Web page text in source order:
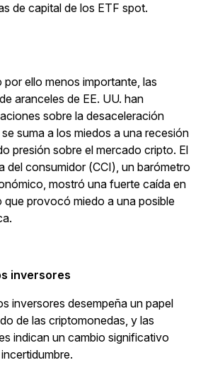
de capital de los ETF spot.
por ello menos importante, las
aranceles de EE. UU. han
sobre la desaceleración
suma a los miedos a una recesión
presión sobre el mercado cripto. El
del consumidor (CCI), un barómetro
mostró una fuerte caída en
que provocó miedo a una posible
inversores
inversores desempeña un papel
de las criptomonedas, y las
indican un cambio significativo